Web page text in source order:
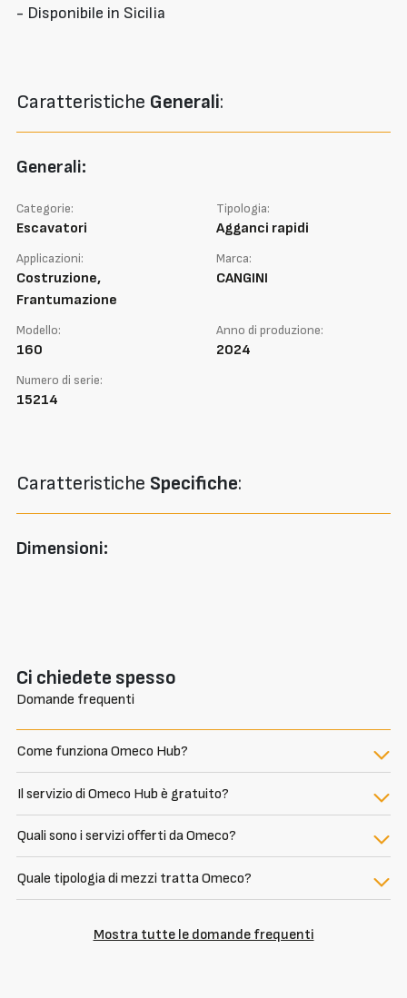
- Disponibile in Sicilia
Caratteristiche Generali:
Generali:
Categorie:
Escavatori
Tipologia:
Agganci rapidi
Applicazioni:
Costruzione,
Frantumazione
Marca:
CANGINI
Modello:
160
Anno di produzione:
2024
Numero di serie:
15214
Caratteristiche Specifiche:
Dimensioni:
Ci chiedete spesso
Domande frequenti
Come funziona Omeco Hub?
Il servizio di Omeco Hub è gratuito?
Quali sono i servizi offerti da Omeco?
Quale tipologia di mezzi tratta Omeco?
Mostra tutte le domande frequenti